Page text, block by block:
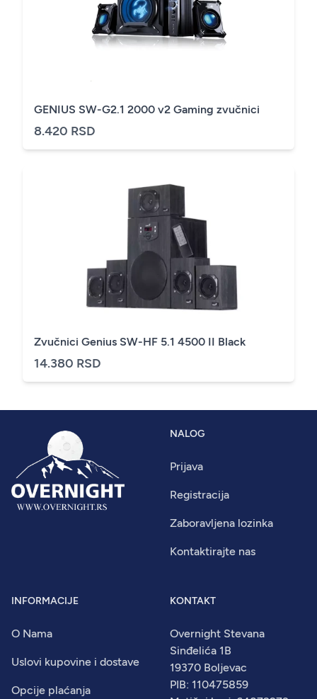
GENIUS SW-G2.1 2000 v2 Gaming zvučnici
8.420 RSD
Zvučnici Genius SW-HF 5.1 4500 II Black
14.380 RSD
NALOG
Prijava
Registracija
Zaboravljena lozinka
Kontaktirajte nas
INFORMACIJE
O Nama
Uslovi kupovine i dostave
Opcije plaćanja
KONTAKT
Overnight Stevana
Sinđelića 1B
19370 Boljevac
PIB: 110475859